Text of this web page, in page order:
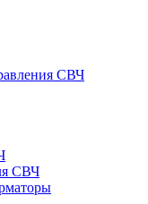
СВЧ
СВЧ